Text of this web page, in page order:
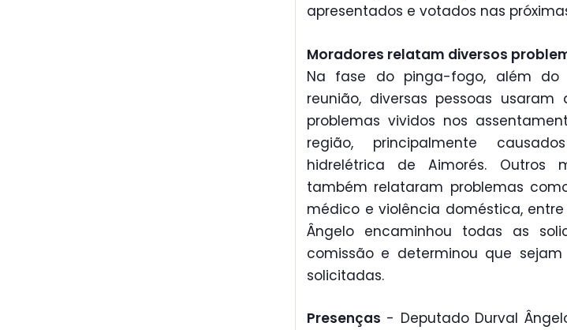
apresentados e votados nas
Moradores relatam diversos
Na fase do pinga-fogo, além do
reunião, diversas pessoas
problemas vividos nos
região, principalmente
hidrelétrica de Aimorés. Outros
também relataram problemas
médico e violência doméstica,
Ângelo encaminhou todas as
comissão e determinou que
solicitadas.
Presenças - Deputado Durval